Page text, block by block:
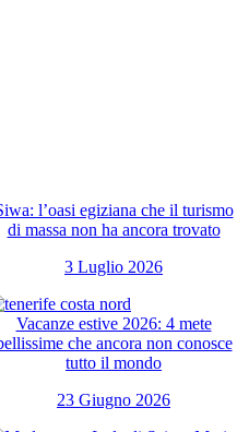
l’oasi egiziana che il turismo
di massa non ha ancora trovato
3 Luglio 2026
Vacanze estive 2026: 4 mete
che ancora non conosce
tutto il mondo
23 Giugno 2026